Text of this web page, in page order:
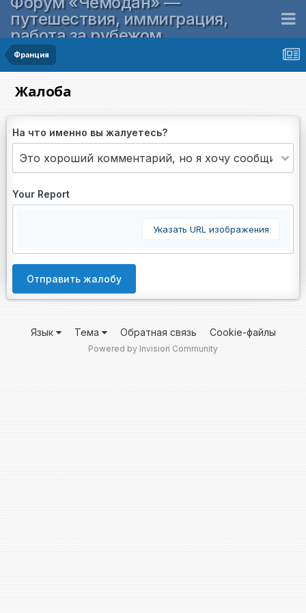
путешествия, иммиграция,
работа за рубежом
Франция
Жалоба
На что именно вы жалуетесь?
Your Report
Указать URL изображения
Отправить жалобу
Язык Тема Обратная связь Cookie-файлы
Powered by Invision Community